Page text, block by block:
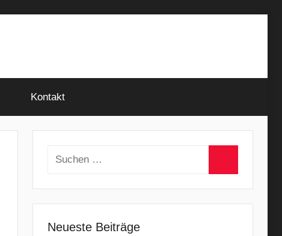
Kontakt
Suchen
Neueste Beiträge